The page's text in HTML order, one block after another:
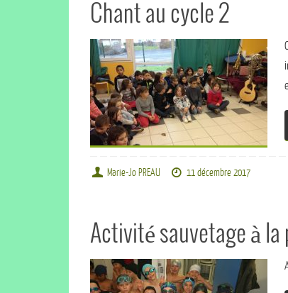
Chant au cycle 2
Marie-Jo PREAU 11 décembre 2017
Activité sauvetage à la